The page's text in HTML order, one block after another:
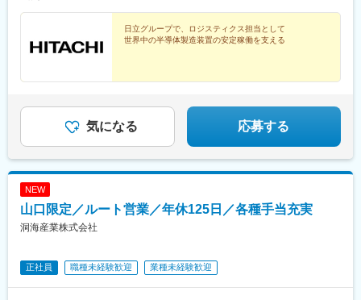
日立グループで、ロジスティクス担当として
世界中の半導体製造装置の安定稼働を支える
気になる 応募する
NEW
山口限定／ルート営業／年休125日／各種手当充実
洞海産業株式会社
正社員 職種未経験歓迎 業種未経験歓迎